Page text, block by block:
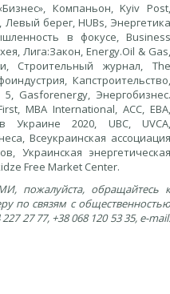
Компаньон, Kyiv Post,
берег, HUBs, Энергетика
в фокусе, Business
Лига:Закон, Energy.Oil & Gas,
Строительный журнал, The
Капстроительство,
5, Gasforenergy, Энергобизнес.
MBA International, ACC, EBA,
Украине 2020, UBC, UVCA,
Всеукраинская ассоциация
Украинская энергетическая
Free Market Center.
пожалуйста, обращайтесь к
по связям с общественностью
27 77, +38 068 120 53 35, е-